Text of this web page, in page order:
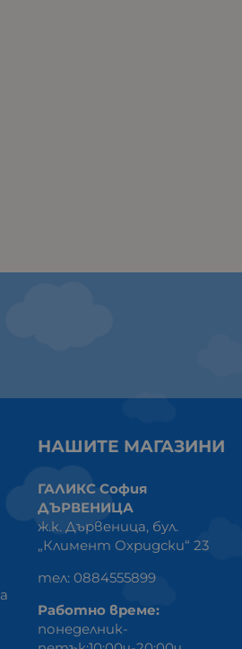
НАШИТЕ МАГАЗИНИ
ГАЛИКС София
ДЪРВЕНИЦА
ж.к. Дървеница, бул.
„Климент Охридски“ 23
тел: 0884555899
Работно време:
понеделник-